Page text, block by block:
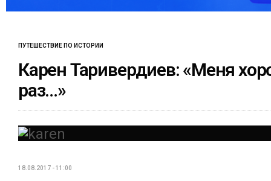
ПУТЕШЕСТВИЕ ПО ИСТОРИИ
Карен Таривердиев: «Меня
раз…»
18.08.2017 - 11:00